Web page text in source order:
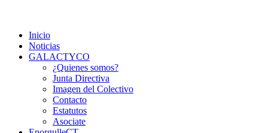
contenido
Cartagena Y COmarca "Colectivo GALACTYCO"
Inicio
Noticias
GALACTYCO
¿Quienes somos?
Junta Directiva
Imagen del Colectivo
Contacto
Estatutos
Asociate